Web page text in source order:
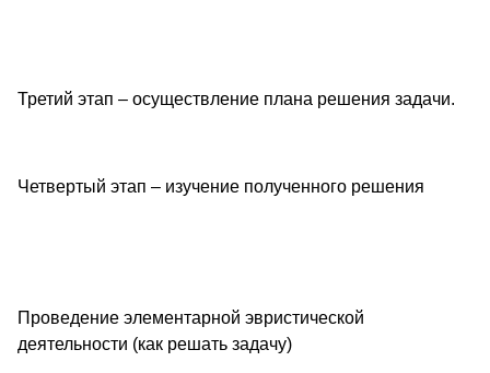
Третий этап – осуществление плана решения задачи.
Четвертый этап – изучение полученного решения
Проведение элементарной эвристической
деятельности (как решать задачу)